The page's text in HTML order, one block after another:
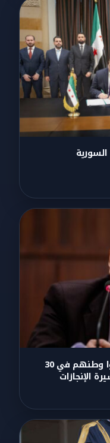
بهاء الدين أبو شقة: المصريون أنقذوا وطنهم في 30
الإنجازات